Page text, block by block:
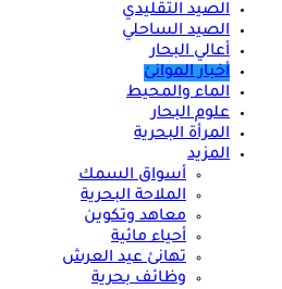
الصيد التقليدي
الصيد الساحلي
أعالي البحار
أخبار الموانئ
الماء والمحيط
علوم البحار
المرأة البحرية
المزيد
أسواق السمك
الملاحة البحرية
معاهد وتكوين
أحياء مائية
تهانئ عيد العرش
وظائف بحرية